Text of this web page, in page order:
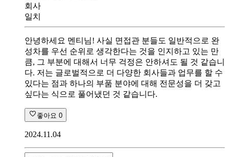
회사
일치
안녕하세요 멘티님! 사실 면접관 분들도 일반적으로 완
성차를 우선 순위로 생각한다는 것을 인지하고 있는 만
큼, 그 부분에 대해서 너무 걱정은 안하셔도 될 것 같습니
다. 저는 글로벌적으로 더 다양한 회사들과 업무를 할 수
있다는 점과 하나의 부품 분야에 대해 전문성을 더 갖고
싶다는 식으로 풀어냈던 것 같습니다.
좋아요 0
2024.11.04